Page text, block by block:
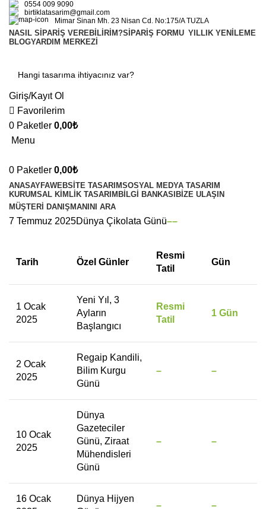
0554 009 9090
birtiklatasarim@gmail.com
Mimar Sinan Mh. 23 Nisan Cd. No:175/A TUZLA
NASIL SIPARIŞ VEREBILIRIM?SIPARIŞ FORMU YILLIK YENILEME
BLOGYARDIM MERKEZI
Giriş/Kayıt Ol
Favorilerim
0 Paketler 0,00₺
Menu
0 Paketler 0,00₺
ANASAYFAWEBSITE TASARIMSOSYAL MEDYA TASARIM
KURUMSAL KIMLIK TASARIM BILGI BANKASI BIZE ULAŞIN
MÜŞTERI DANIŞMANINI ARA
7 Temmuz 2025Dünya Çikolata Günü––
Tarih Özel Günler
Resmi
Tatil
Gün
1 Ocak
2025
Yeni Yıl, 3
Ayların
Başlangıcı
Resmi
Tatil
1 Gün
2 Ocak
2025
Regaip Kandili,
Bilim Kurgu
Günü
– –
10 Ocak
2025
Dünya
Gazeteciler
Günü, Ziraat
Mühendisleri
Günü
– –
16 Ocak
Dünya Hijyen
– –